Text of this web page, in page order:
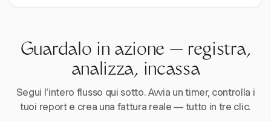
Guardalo in azione — registra,
analizza, incassa
Segui l'intero flusso qui sotto. Avvia un timer, controlla i
tuoi report e crea una fattura reale — tutto in tre clic.